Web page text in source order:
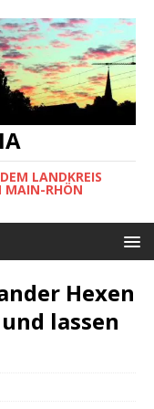
LANDKREIS
RHÖN
Hexen
lassen